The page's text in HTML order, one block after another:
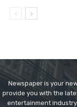
Newspaper is your
provide you with the
entertainment